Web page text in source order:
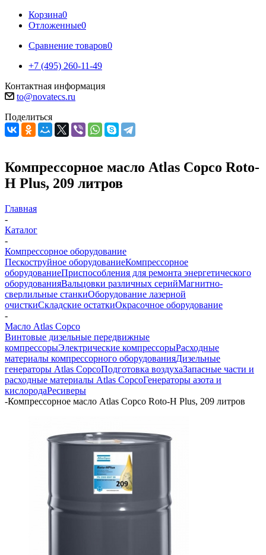
Корзина0
Отложенные0
Сравнение товаров0
+7 (495) 260-11-49
Контактная информация
to@novatecs.ru
Поделиться
Компрессорное масло Atlas Copco Roto-
H Plus, 209 литров
Главная
-
Каталог
-
Компрессорное оборудование
Пескоструйное оборудованиеКомпрессорное
оборудованиеПриспособления для ремонта энергетического
оборудованияВальцовки различных серийМагнитно-
сверлильные станкиОборудование лазерной
очисткиСкладские остаткиОкрасочное оборудование
-
Масло Atlas Copco
Винтовые дизельные передвижные
компрессорыЭлектрические компрессорыРасходные
материалы компрессорного оборудованияДизельные
генераторы Atlas CopcoПодготовка воздухаЗапасные части и
расходные материалы Atlas CopcoГенераторы азота и
кислородаРесиверы
-Компрессорное масло Atlas Copco Roto-H Plus, 209 литров